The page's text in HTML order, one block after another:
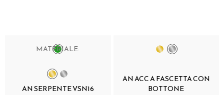
MATERIALE:
AN SERPENTE VSN16
AN ACC A FASCETTA CON
BOTTONE